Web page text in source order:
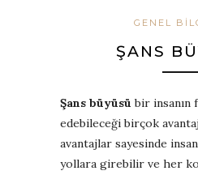
GENEL
ŞANS
Şans büyüsübir insanın
edebileceği birçok avantaj
avantajlar sayesinde
yollara girebilir ve her